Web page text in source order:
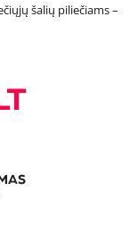
šalių piliečiams –